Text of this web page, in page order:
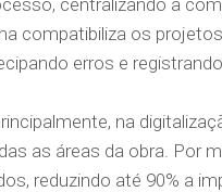
compatibiliza os
erros e
na
as áreas da obra. Por
reduzindo até 90% a